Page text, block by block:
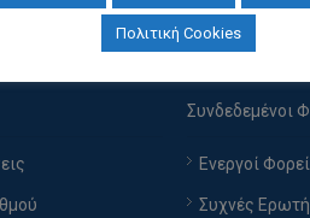
Για τους
Συνδεδεμένοι
Ενεργοί
Συχνές
Πολιτική Cookies